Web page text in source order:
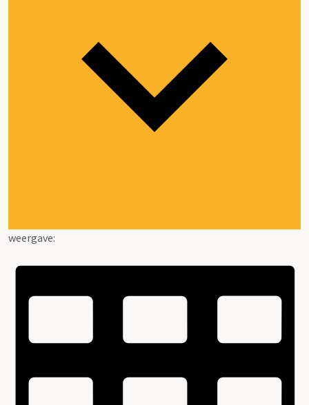
weergave: